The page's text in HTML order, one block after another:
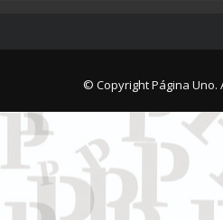
© Copyright Página Uno.